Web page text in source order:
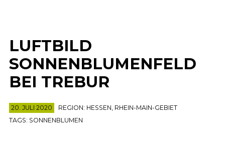
LUFTBILD
SONNENBLUMENFELD
BEI TREBUR
20. JULI 2020 REGION: HESSEN, RHEIN-MAIN-GEBIET
TAGS: SONNENBLUMEN